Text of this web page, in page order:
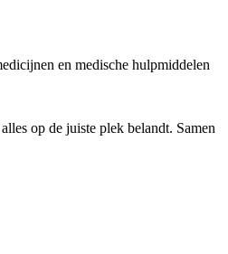
en medische hulpmiddelen
op de juiste plek belandt. Samen